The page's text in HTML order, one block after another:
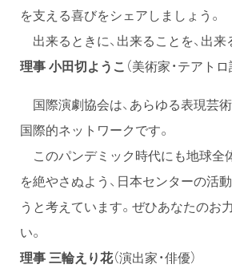
を支える喜びをシェアしましょう。
出来るときに、出来ることを、出来
理事 小田切ようこ （美術家・テアト
国際演劇協会は、あらゆる表現芸
国際的ネットワークです。
このパンデミック時代にも地球全
を絶やさぬよう、日本センターの活
うと考えています。ぜひあなたのお
い。
理事 三輪えり花（演出家・俳優）